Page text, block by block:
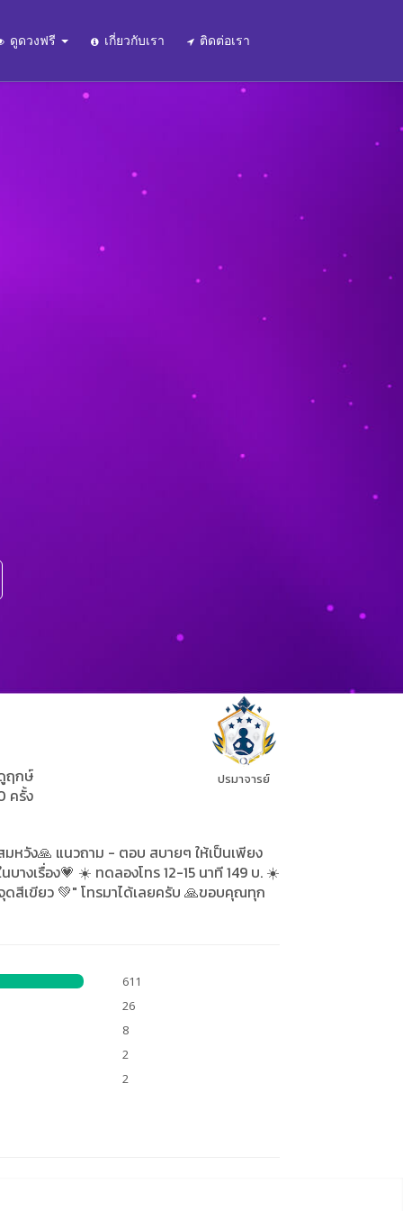
ดูดวงฟรี เกี่ยวกับเรา ติดต่อเรา
ฤกษ์
ครั้ง
ปรมาจารย์
หวัง🙏 แนวถาม - ตอบ สบายๆ ให้เป็นเพียง
บางเรื่อง💗 ☀️ ทดลองโทร 12-15 นาที 149 บ. ☀️
ดสีเขียว 💚" โทรมาได้เลยครับ 🙏ขอบคุณทุก
611
26
8
2
2